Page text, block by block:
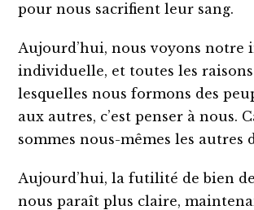
pour nous sacrifient leur sang.
Aujourd’hui, nous voyons notre
individuelle, et toutes les
lesquelles nous formons des
aux autres, c’est penser à nous.
sommes nous-mêmes les autres
Aujourd’hui, la futilité de bien
nous paraît plus claire,